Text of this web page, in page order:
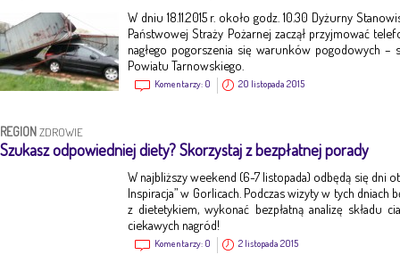
W dniu 18.11.2015 r. około godz. 10.30 Dyżurny
Państwowej Straży Pożarnej zaczął przyjmować
nagłego pogorszenia się warunków pogodowych
Powiatu Tarnowskiego.
Komentarzy: 0 20 listopada 2015
REGIONZDROWIE
Szukasz odpowiedniej diety? Skorzystaj z bezpłatnej porady
W najbliższy weekend (6-7 listopada) odbędą się dni
Inspiracja” w Gorlicach. Podczas wizyty w tych
z dietetykiem, wykonać bezpłatną analizę składu
ciekawych nagród!
Komentarzy: 0 2 listopada 2015